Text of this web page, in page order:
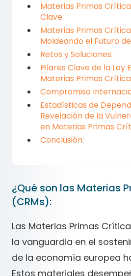
Materias Primas
Clave:
Materias Primas
Moldeando el Futuro
Retos y Soluciones:
Pilares Clave de la Ley
Materias Primas
Compromiso
Estadísticas de
Revelación de la
en Materias Primas
Conclusión:
¿Qué son las Materias
(CRMs):
Las Materias Primas
la vanguardia en el
de la economía europea
Estos materiales